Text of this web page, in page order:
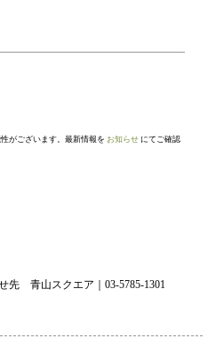
がございます。最新情報を お知らせ にてご確認
先 青山スクエア｜03-5785-1301